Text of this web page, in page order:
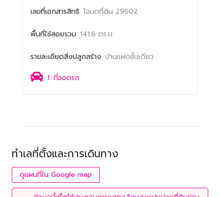
เลขที่เอกสารสิทธิ โฉนดที่ดิน 29602
พื้นที่ใช้สอยรวม 141.6 ตร.ม.
รายละเอียดสิ่งปลูกสร้าง บ้านแฝดชั้นเดียว
1 ที่จอดรถ
ทำเลที่ตั้งและการเดินทาง
ดูแผนที่ใน Google map